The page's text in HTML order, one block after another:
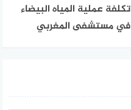
تكلفة عملية المياه البيضاء
في مستشفى المغربي